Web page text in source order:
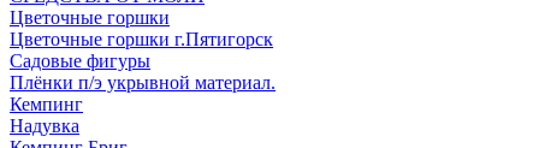
Цветочные горшки
Цветочные горшки г.Пятигорск
Садовые фигуры
Плёнки п/э укрывной материал.
Кемпинг
Надувка